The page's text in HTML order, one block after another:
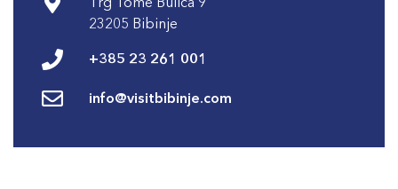
23205 Bibinje
+385 23 261 001
info@visitbibinje.com